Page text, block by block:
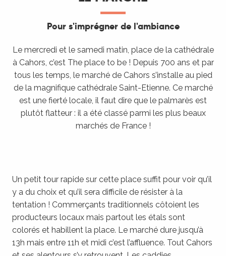
Pour s'imprégner de l'ambiance
Le mercredi et le samedi matin, place de la cathédrale
à Cahors, c’est The place to be ! Depuis 700 ans et par
tous les temps, le marché de Cahors s’installe au pied
de la magnifique cathédrale Saint-Etienne. Ce marché
est une fierté locale, il faut dire que le palmarès est
plutôt flatteur : il a été classé parmi les plus beaux
marchés de France !
Un petit tour rapide sur cette place suffit pour voir qu’il
y a du choix et qu’il sera difficile de résister à la
tentation ! Commerçants traditionnels côtoient les
producteurs locaux mais partout les étals sont
colorés et habillent la place. Le marché dure jusqu’à
13h mais entre 11h et midi c’est l’affluence. Tout Cahors